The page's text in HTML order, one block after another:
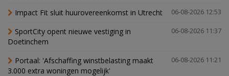
06-08-2026 12:53
Impact Fit sluit huurovereenkomst in Utrecht
06-08-2026 11:37
SportCity opent nieuwe vestiging in
Doetinchem
06-08-2026 11:21
Portaal: 'Afschaffing winstbelasting maakt
3.000 extra woningen mogelijk'